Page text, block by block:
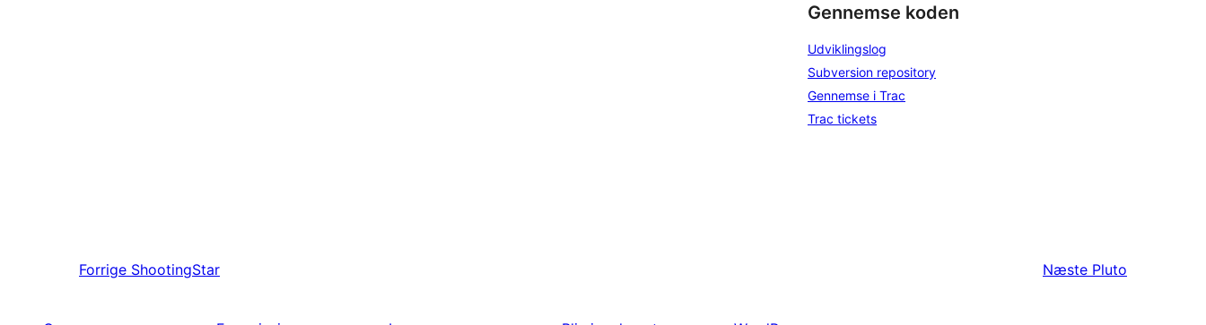
Gennemse koden
Udviklingslog
Subversion repository
Gennemse i Trac
Trac tickets
Forrige ShootingStar Næste Pluto